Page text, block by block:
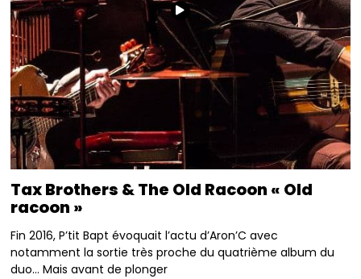
Tax Brothers & The Old Racoon « Old
racoon »
Fin 2016, P’tit Bapt évoquait l’actu d’Aron’C avec
notamment la sortie très proche du quatrième album du
duo… Mais avant de plonger